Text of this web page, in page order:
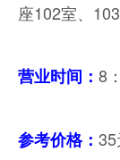
座102室、
营业时间： 8
参考价格：